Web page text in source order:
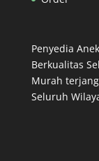
Penyedia
Berkualitas
Murah
Seluruh